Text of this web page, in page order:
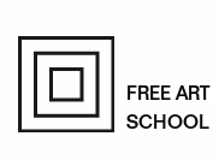
Skip
FREE ART
SCHOOL